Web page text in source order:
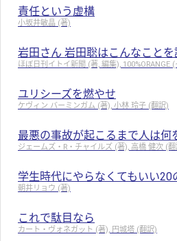
責任という虚構
小坂井敏晶 (著)
岩田さん 岩田聡はこんなことを
ほぼ日刊イトイ新聞 (著, 編集), 100%ORANGE
ユリシーズを燃やせ
ケヴィン バーミンガム (著), 小林 玲子 (翻訳)
最悪の事故が起こるまで人は何
ジェームズ・R・チャイルズ (著), 高橋 健次 (翻
学生時代にやらなくてもいい20
朝井リョウ (著)
これで駄目なら
カート・ヴォネガット (著), 円城塔 (翻訳)